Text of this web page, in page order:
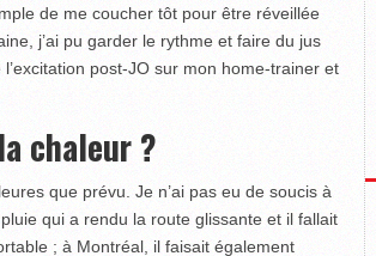
de me coucher tôt pour être réveillée
j’ai pu garder le rythme et faire du jus
post-JO sur mon home-trainer et
chaleur ?
que prévu. Je n’ai pas eu de soucis à
qui a rendu la route glissante et il fallait
; à Montréal, il faisait également